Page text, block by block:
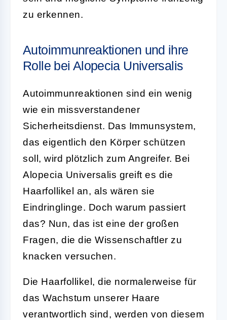
zu erkennen.
Autoimmunreaktionen und ihre
Rolle bei Alopecia Universalis
Autoimmunreaktionen sind ein wenig
wie ein missverstandener
Sicherheitsdienst. Das Immunsystem,
das eigentlich den Körper schützen
soll, wird plötzlich zum Angreifer. Bei
Alopecia Universalis greift es die
Haarfollikel an, als wären sie
Eindringlinge. Doch warum passiert
das? Nun, das ist eine der großen
Fragen, die die Wissenschaftler zu
knacken versuchen.
Die Haarfollikel, die normalerweise für
das Wachstum unserer Haare
verantwortlich sind, werden von diesem